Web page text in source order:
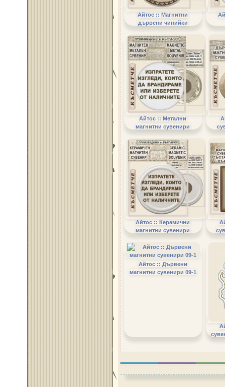
Айтос :: Магнитни
дървени чинийки
Айтос :: Метални
магнитни сувенири
Айтос :: Керамични
магнитни сувенири
Айтос :: Дървени
магнитни сувенири 09-1